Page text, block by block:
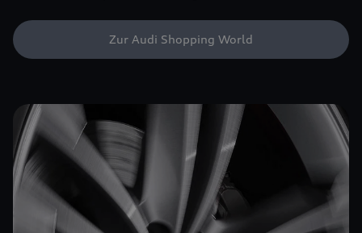
Zur Audi Shopping World